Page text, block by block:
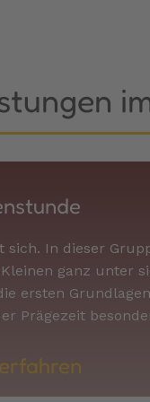
sich. In dieser
ganz unter
ersten
Prägezeit